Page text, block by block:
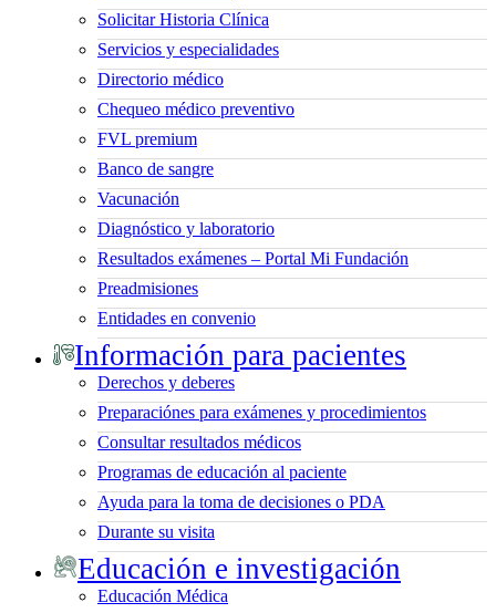
Solicitar Historia Clínica
Servicios y especialidades
Directorio médico
Chequeo médico preventivo
FVL premium
Banco de sangre
Vacunación
Diagnóstico y laboratorio
Resultados exámenes – Portal Mi Fundación
Preadmisiones
Entidades en convenio
Información para pacientes
Derechos y deberes
Preparaciónes para exámenes y procedimientos
Consultar resultados médicos
Programas de educación al paciente
Ayuda para la toma de decisiones o PDA
Durante su visita
Educación e investigación
Educación Médica